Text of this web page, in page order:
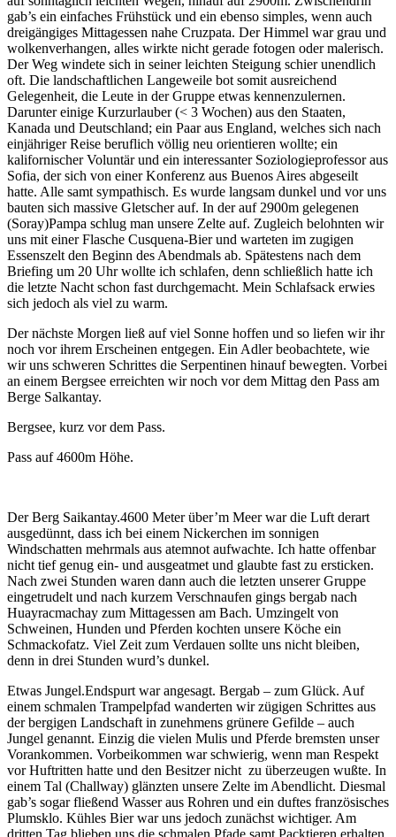
gab’s ein einfaches Frühstück und ein ebenso simples, wenn auch
dreigängiges Mittagessen nahe Cruzpata. Der Himmel war grau und
wolkenverhangen, alles wirkte nicht gerade fotogen oder malerisch.
Der Weg windete sich in seiner leichten Steigung schier unendlich
oft. Die landschaftlichen Langeweile bot somit ausreichend
Gelegenheit, die Leute in der Gruppe etwas kennenzulernen.
Darunter einige Kurzurlauber (< 3 Wochen) aus den Staaten,
Kanada und Deutschland; ein Paar aus England, welches sich nach
einjähriger Reise beruflich völlig neu orientieren wollte; ein
kalifornischer Voluntär und ein interessanter Soziologieprofessor aus
Sofia, der sich von einer Konferenz aus Buenos Aires abgeseilt
hatte. Alle samt sympathisch. Es wurde langsam dunkel und vor uns
bauten sich massive Gletscher auf. In der auf 2900m gelegenen
(Soray)Pampa schlug man unsere Zelte auf. Zugleich belohnten wir
uns mit einer Flasche Cusquena-Bier und warteten im zugigen
Essenszelt den Beginn des Abendmals ab. Spätestens nach dem
Briefing um 20 Uhr wollte ich schlafen, denn schließlich hatte ich
die letzte Nacht schon fast durchgemacht. Mein Schlafsack erwies
sich jedoch als viel zu warm.
Der nächste Morgen ließ auf viel Sonne hoffen und so liefen wir ihr
noch vor ihrem Erscheinen entgegen. Ein Adler beobachtete, wie
wir uns schweren Schrittes die Serpentinen hinauf bewegten. Vorbei
an einem Bergsee erreichten wir noch vor dem Mittag den Pass am
Berge Salkantay.
Bergsee, kurz vor dem Pass.
Pass auf 4600m Höhe.
Der Berg Saikantay.4600 Meter über’m Meer war die Luft derart
ausgedünnt, dass ich bei einem Nickerchen im sonnigen
Windschatten mehrmals aus atemnot aufwachte. Ich hatte offenbar
nicht tief genug ein- und ausgeatmet und glaubte fast zu ersticken.
Nach zwei Stunden waren dann auch die letzten unserer Gruppe
eingetrudelt und nach kurzem Verschnaufen gings bergab nach
Huayracmachay zum Mittagessen am Bach. Umzingelt von
Schweinen, Hunden und Pferden kochten unsere Köche ein
Schmackofatz. Viel Zeit zum Verdauen sollte uns nicht bleiben,
denn in drei Stunden wurd’s dunkel.
Etwas Jungel.Endspurt war angesagt. Bergab – zum Glück. Auf
einem schmalen Trampelpfad wanderten wir zügigen Schrittes aus
der bergigen Landschaft in zunehmens grünere Gefilde – auch
Jungel genannt. Einzig die vielen Mulis und Pferde bremsten unser
Vorankommen. Vorbeikommen war schwierig, wenn man Respekt
vor Huftritten hatte und den Besitzer nicht zu überzeugen wußte. In
einem Tal (Challway) glänzten unsere Zelte im Abendlicht. Diesmal
gab’s sogar fließend Wasser aus Rohren und ein duftes französisches
Plumsklo. Kühles Bier war uns jedoch zunächst wichtiger. Am
dritten Tag blieben uns die schmalen Pfade samt Packtieren erhalten,